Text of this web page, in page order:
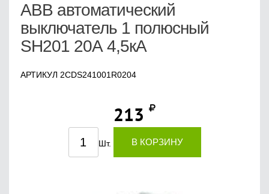
ABB автоматический
выключатель 1 полюсный
SH201 20А 4,5кА
АРТИКУЛ 2CDS241001R0204
213
Шт. В КОРЗИНУ